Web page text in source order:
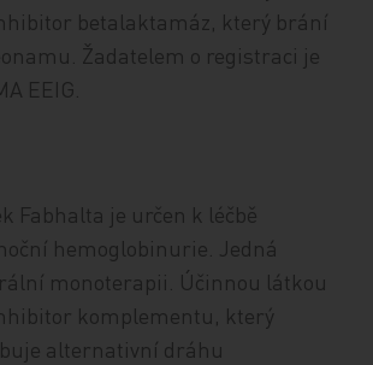
betalaktamáz, který brání
Žadatelem o registraci je
EEIG.
Fabhalta je určen k léčbě
hemoglobinurie. Jedná
monoterapii. Účinnou látkou
komplementu, který
alternativní dráhu